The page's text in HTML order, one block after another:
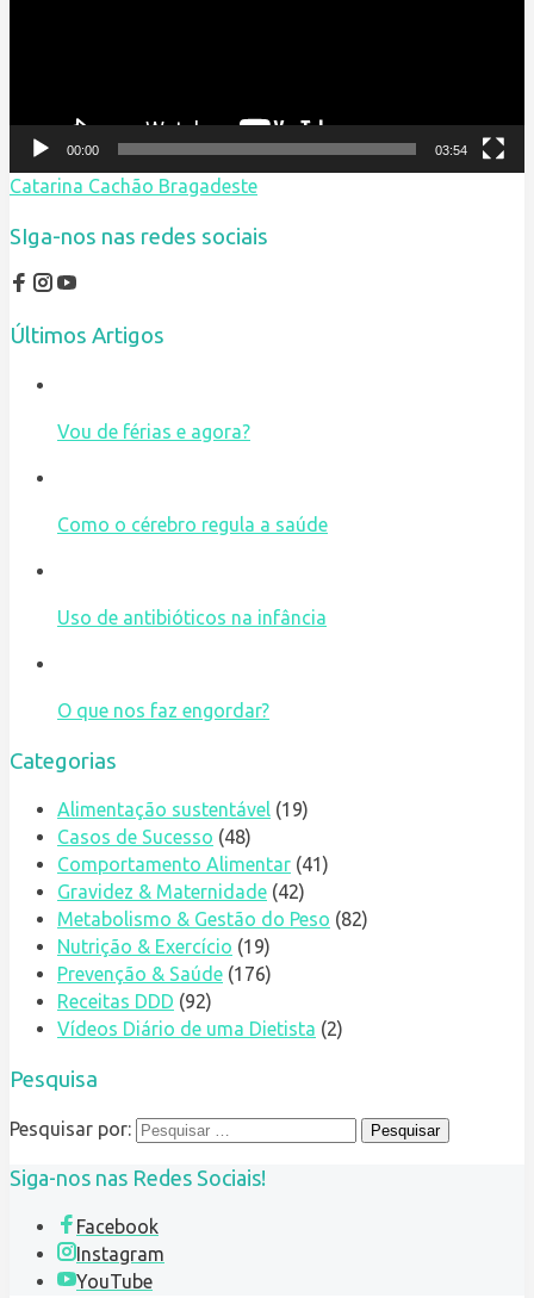
00:00 03:54
Catarina Cachão Bragadeste
SIga-nos nas redes sociais
Últimos Artigos
Vou de férias e agora?
Como o cérebro regula a saúde
Uso de antibióticos na infância
O que nos faz engordar?
Categorias
Alimentação sustentável (19)
Casos de Sucesso (48)
Comportamento Alimentar (41)
Gravidez & Maternidade (42)
Metabolismo & Gestão do Peso (82)
Nutrição & Exercício (19)
Prevenção & Saúde (176)
Receitas DDD (92)
Vídeos Diário de uma Dietista (2)
Pesquisa
Pesquisar por:
Siga-nos nas Redes Sociais!
Facebook
Instagram
YouTube